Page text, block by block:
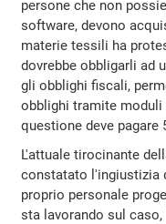
persone che non
software, devono
materie tessili ha
dovrebbe obbligarli ad
gli obblighi fiscali,
obblighi tramite moduli
questione deve pagare
L'attuale tirocinante
constatato l'ingiustizia
proprio personale
sta lavorando sul